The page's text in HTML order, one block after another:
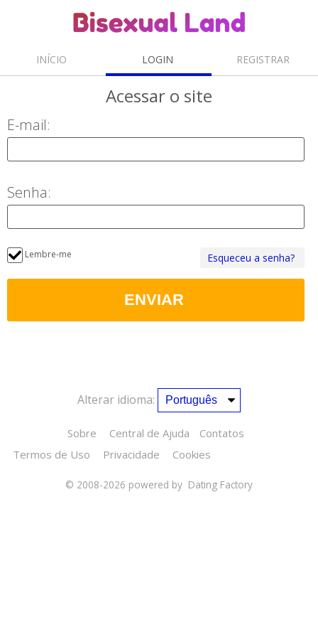
INÍCIO LOGIN REGISTRAR
Acessar o site
E-mail:
Senha:
Lembre-me Esqueceu a senha?
Alterar idioma:
Sobre Central de Ajuda
Contatos
Termos de Uso
Privacidade Cookies
© 2008-2026 powered by Dating Factory